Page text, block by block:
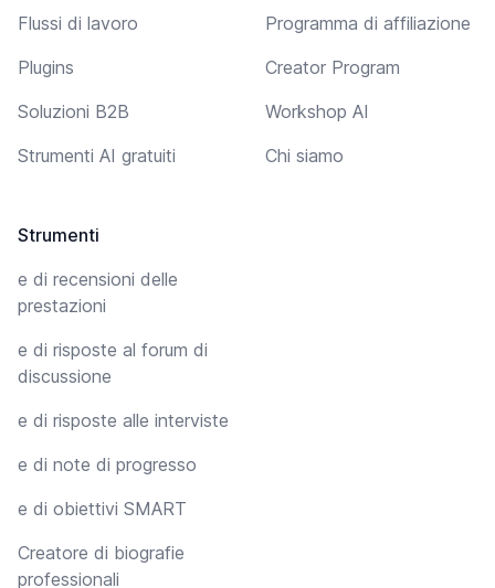
Flussi di lavoro
Plugins
Soluzioni B2B
Strumenti AI gratuiti
Strumenti
e di recensioni delle
prestazioni
e di risposte al forum di
discussione
e di risposte alle interviste
e di note di progresso
e di obiettivi SMART
Creatore di biografie
professionali
Programma di affiliazione
Creator Program
Workshop AI
Chi siamo